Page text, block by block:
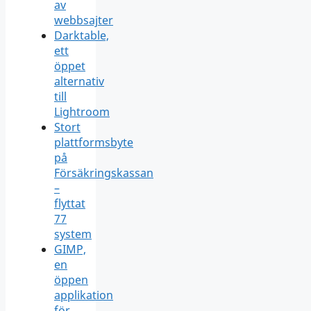
av
webbsajter
Darktable,
ett
öppet
alternativ
till
Lightroom
Stort
plattformsbyte
på
Försäkringskassan
–
flyttat
77
system
GIMP,
en
öppen
applikation